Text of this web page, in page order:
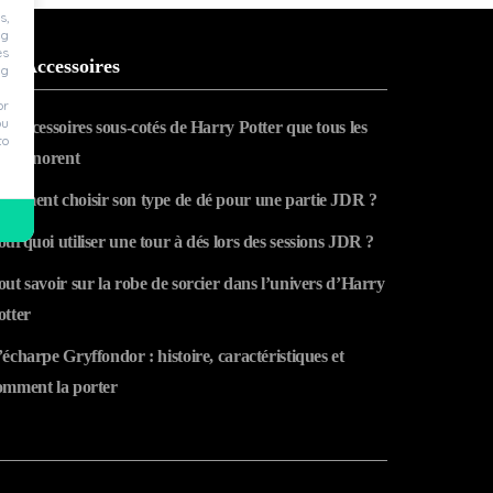
Accessoires
accessoires sous-cotés de Harry Potter que tous les
ignorent
choisir son type de dé pour une partie JDR ?
utiliser une tour à dés lors des sessions JDR ?
savoir sur la robe de sorcier dans l’univers d’Harry
Gryffondor : histoire, caractéristiques et
la porter